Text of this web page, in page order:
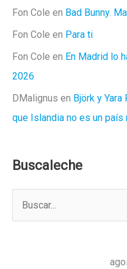
Fon Cole en Bad Bunny.
Fon Cole en Para ti
Fon Cole en En Madrid lo
2026
DMalignus en Björk y
que Islandia no es un país
Buscaleche